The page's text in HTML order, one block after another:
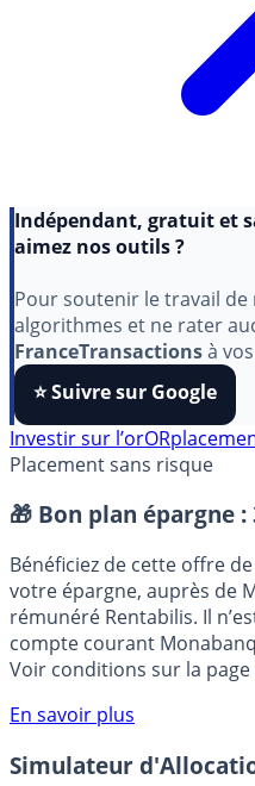
aimez nos outils ?
Pour soutenir le travail
algorithmes et ne rater
FranceTransactionsà vos
⭐️ Suivre sur Google
Placement sans risque
🎁 Bon plan épargne :
Bénéficiez de cette offre
votre épargne, auprès de
rémunéré Rentabilis. Il
Voir conditions sur la page
En savoir plus